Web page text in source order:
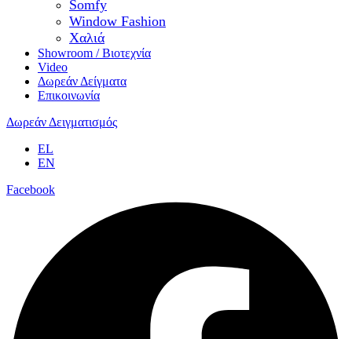
Somfy
Window Fashion
Χαλιά
Showroom / Βιοτεχνία
Video
Δωρεάν Δείγματα
Επικοινωνία
Δωρεάν Δειγματισμός
EL
EN
Facebook